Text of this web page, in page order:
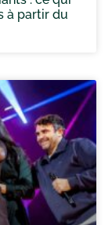
à partir du